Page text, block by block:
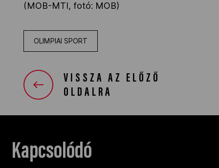
(MOB-MTI, fotó: MOB)
OLIMPIAI SPORT
VISSZA AZ ELŐZŐ
OLDALRA
Kapcsolódó